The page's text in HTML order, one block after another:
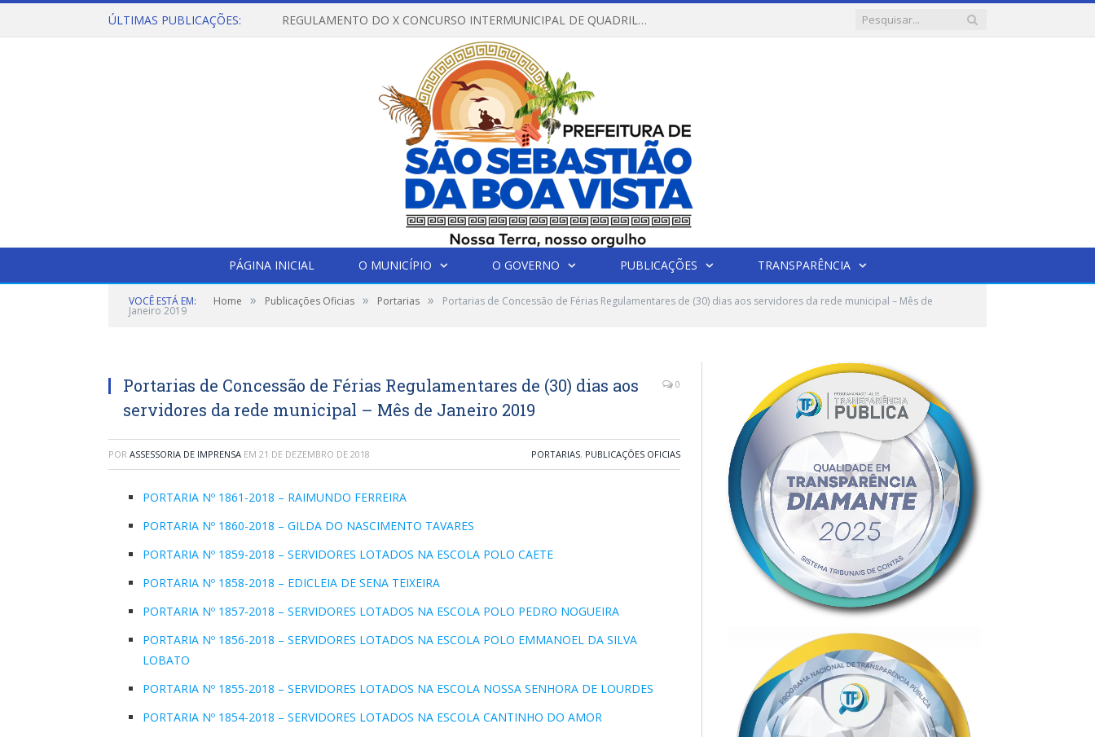
ÚLTIMAS PUBLICAÇÕES: REGULAMENTO DO X CONCURSO INTERMUNICIPAL DE QUADRILHAS JUNINAS – 2026 – ARRAIÁ DA VENEZA
PÁGINA INICIAL O MUNICÍPIO O GOVERNO PUBLICAÇÕES TRANSPARÊNCIA
VOCÊ ESTÁ EM: Home » Publicações Oficias » Portarias » Portarias de Concessão de Férias Regulamentares de (30) dias aos servidores da rede municipal – Mês de
Janeiro 2019
Portarias de Concessão de Férias Regulamentares de (30) dias aos
servidores da rede municipal – Mês de Janeiro 2019
0
POR ASSESSORIA DE IMPRENSA EM 21 DE DEZEMBRO DE 2018 PORTARIAS, PUBLICAÇÕES OFICIAS
PORTARIA Nº 1861-2018 – RAIMUNDO FERREIRA
PORTARIA Nº 1860-2018 – GILDA DO NASCIMENTO TAVARES
PORTARIA Nº 1859-2018 – SERVIDORES LOTADOS NA ESCOLA POLO CAETE
PORTARIA Nº 1858-2018 – EDICLEIA DE SENA TEIXEIRA
PORTARIA Nº 1857-2018 – SERVIDORES LOTADOS NA ESCOLA POLO PEDRO NOGUEIRA
PORTARIA Nº 1856-2018 – SERVIDORES LOTADOS NA ESCOLA POLO EMMANOEL DA SILVA
LOBATO
PORTARIA Nº 1855-2018 – SERVIDORES LOTADOS NA ESCOLA NOSSA SENHORA DE LOURDES
PORTARIA Nº 1854-2018 – SERVIDORES LOTADOS NA ESCOLA CANTINHO DO AMOR